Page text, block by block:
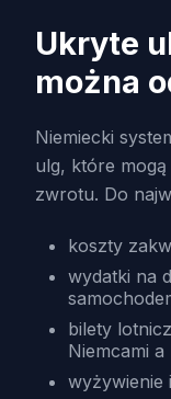
Ukryte
można
Niemiecki
ulg, które
zwrotu. Do
koszty
wydatki na
bilety
Niemcami a
wyżywienie